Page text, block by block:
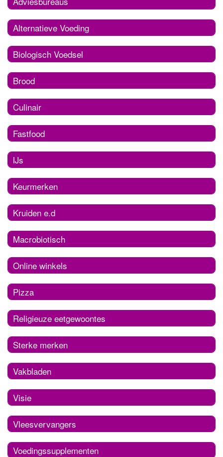
Alternatieve Voeding
Biologisch Voedsel
Brood
Culinair
Fastfood
IJs
Keurmerken
Kruiden e.d
Macrobiotisch
Online winkels
Pizza
Religieuze eetgewoontes
Sterke merken
Vakbladen
Visie
Vleesvervangers
Voedingssupplementen